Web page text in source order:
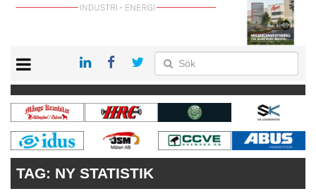
KONTAKT
VÅRA ANDRA MAGASIN
PRENUMERERA
ANNONSERA
TAG: NY STATISTIK